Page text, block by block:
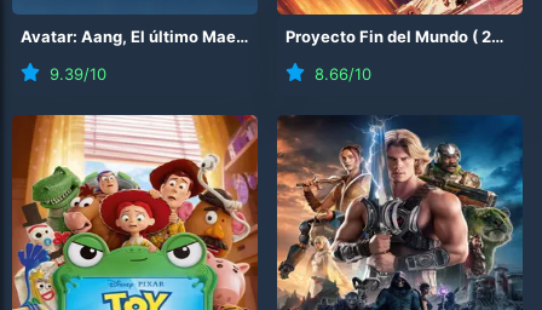
Avatar: Aang, El último Maestro Aire (2026)
9.39/10
Proyecto Fin del Mundo (2026
8.66/10